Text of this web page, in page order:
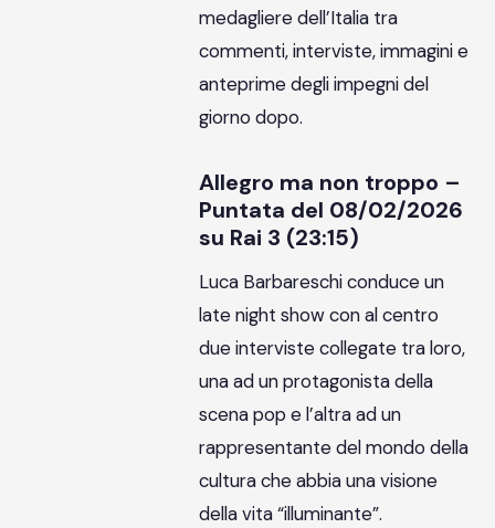
medagliere dell’Italia tra
commenti, interviste, immagini e
anteprime degli impegni del
giorno dopo.
Allegro ma non troppo –
Puntata del 08/02/2026
su Rai 3 (23:15)
Luca Barbareschi conduce un
late night show con al centro
due interviste collegate tra loro,
una ad un protagonista della
scena pop e l’altra ad un
rappresentante del mondo della
cultura che abbia una visione
della vita “illuminante”.